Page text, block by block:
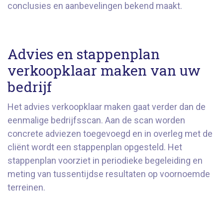
conclusies en aanbevelingen bekend maakt.
Advies en stappenplan
verkoopklaar maken van uw
bedrijf
Het advies verkoopklaar maken gaat verder dan de
eenmalige bedrijfsscan. Aan de scan worden
concrete adviezen toegevoegd en in overleg met de
cliënt wordt een stappenplan opgesteld. Het
stappenplan voorziet in periodieke begeleiding en
meting van tussentijdse resultaten op voornoemde
terreinen.